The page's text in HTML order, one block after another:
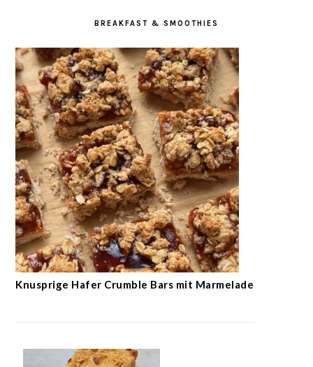
BREAKFAST & SMOOTHIES
Knusprige Hafer Crumble Bars mit Marmelade